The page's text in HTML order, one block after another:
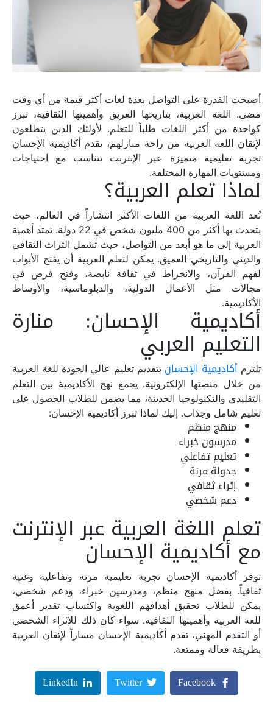
أصبحت القدرة على التواصل بعدة لغات أكثر قيمة من أي وقت
مضى. اللغة العربية، بتاريخها العريق وأهميتها الثقافية، تبرز
كواحدة من أكثر اللغات طلباً للتعلم. لأولئك الذين يتطلعون
لإتقان اللغة العربية من راحة منازلهم، تقدم أكاديمية الإحسان
تجربة تعليمية متميزة عبر الإنترنت تتناسب مع احتياجات
ومستويات المهارة المختلفة.
لماذا تعلم العربية؟
تُعد اللغة العربية من اللغات الأكثر انتشاراً في العالم، حيث
يتحدث بها أكثر من 400 مليون شخص في 22 دولة. تمتد أهمية
العربية إلى ما هو أبعد من التواصل، حيث تشمل التراث الثقافي
والديني والتاريخي العميق. يمكن لتعلم العربية أن يفتح الأبواب
لفهم القرآن، والانخراط في ثقافة نابضة، وفتح فرص في
مجالات مثل الأعمال الدولية، والدبلوماسية، والأوساط
الأكاديمية.
أكاديمية الإحسان: منارة
التعليم العربي
تلتزم أكاديمية الإحسان بتقديم تعليم عالي الجودة للغة العربية
من خلال منصتها الإلكترونية. يجمع نهج الأكاديمية بين التعلم
التقليدي والتكنولوجيا الحديثة، مما يضمن للطلاب الحصول على
تعليم شامل وجذاب. إليك لماذا تبرز أكاديمية الإحسان:
منهج منظم
مدرسون خبراء
تعليم تفاعلي
جدولة مرنة
إثراء ثقافي
دعم شخصي
تعلم اللغة العربية عبر الإنترنت
مع أكاديمية الإحسان
توفر أكاديمية الإحسان تجربة تعليمية مرنة وتفاعلية وغنية
ثقافياً. بفضل منهج منظم، ومدرسين خبراء، ودعم شخصي،
يمكن للطلاب تحقيق أهدافهم اللغوية واكتساب تقدير أعمق
للغة العربية وأهميتها الثقافية. سواء كان ذلك للإثراء الشخصي
أو التقدم المهني، تقدم أكاديمية الإحسان مساراً لإتقان العربية
بطريقة فعالة وممتعة.
Facebook
Twitter
LinkedIn